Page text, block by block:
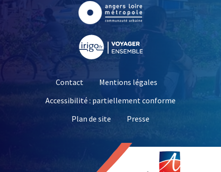
, Ouvre une nouvelle
Contact
Mentions légales
Accessibilité : partiellement conforme
Plan de site
Presse